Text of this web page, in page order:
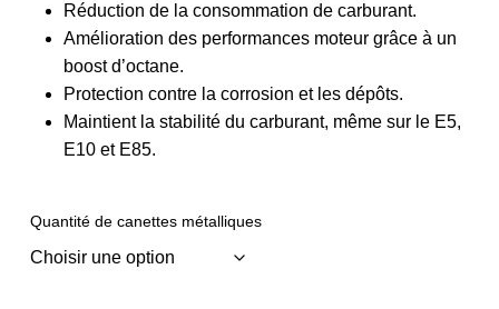
Réduction de la consommation de carburant.
Amélioration des performances moteur grâce à un
boost d’octane.
Protection contre la corrosion et les dépôts.
Maintient la stabilité du carburant, même sur le E5,
E10 et E85.
Quantité de canettes métalliques